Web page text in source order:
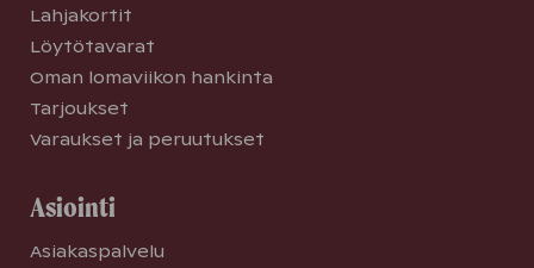
Lahjakortit
Löytötavarat
Oman lomaviikon hankinta
Tarjoukset
Varaukset ja peruutukset
Asiointi
Asiakaspalvelu